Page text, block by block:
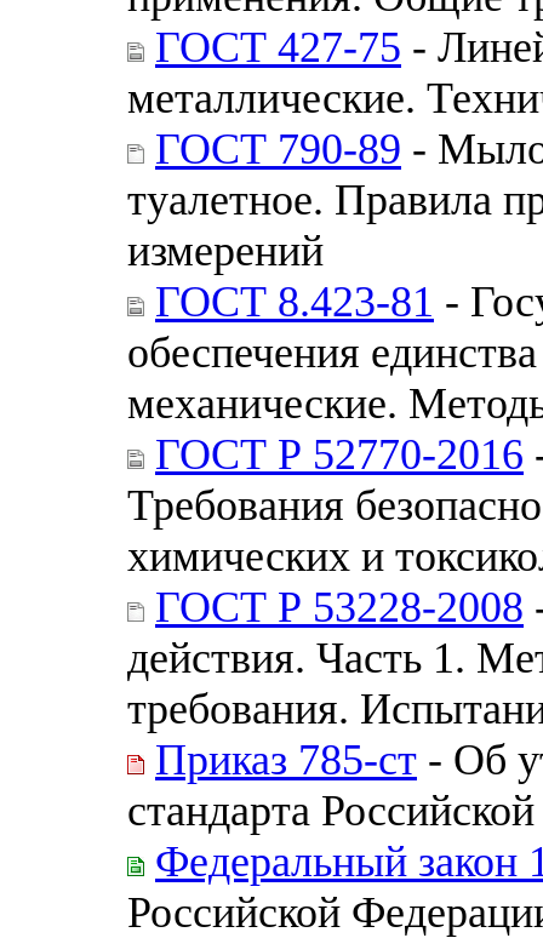
ГОСТ 427-75 -
металлические.
ГОСТ 790-89 - Мыло
туалетное. Правила
измерений
ГОСТ 8.423-81 -
обеспечения
механические.
ГОСТ Р 52770-2016
Требования
химических и
ГОСТ Р 53228-2008
действия. Часть 1.
требования.
Приказ 785-ст - Об
стандарта
Федеральный закон
Российской